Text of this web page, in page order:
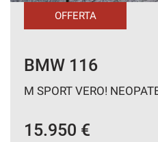
M SPORT VERO! NEOPATENTATO OK! AUTOMATICA
OFFERTA
CHEVROLET
1.2 86CV 5 porte
7.450 €